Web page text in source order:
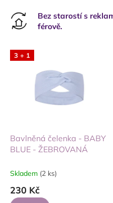
Bez starostí s
férově.
3 + 1
Bavlněná čelenka - BABY
BLUE - ŽEBROVANÁ
Skladem (2 ks)
230 Kč